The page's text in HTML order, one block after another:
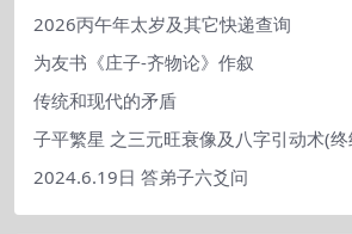
2026丙午年太岁及其它快递查询
为友书《庄子-齐物论》作叙
传统和现代的矛盾
子平繁星 之三元旺衰像及八字引动术(终
2024.6.19日 答弟子六爻问